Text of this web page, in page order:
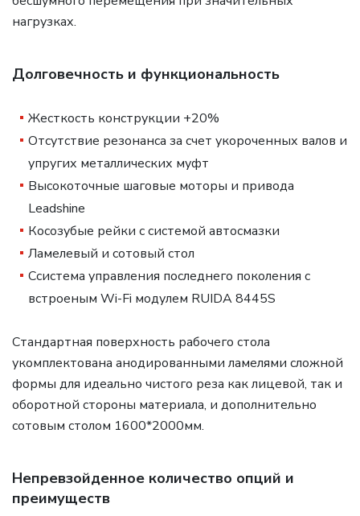
нагрузках.
Долговечность и функциональность
Жесткость конструкции +20%
Отсутствие резонанса за счет укороченных валов и
упругих металлических муфт
Высокоточные шаговые моторы и привода
Leadshine
Косозубые рейки с системой автосмазки
Ламелевый и сотовый стол
Ссистема управления последнего поколения с
встроеным Wi-Fi модулем RUIDA 8445S
Стандартная поверхность рабочего стола
укомплектована анодированными ламелями сложной
формы для идеально чистого реза как лицевой, так и
оборотной стороны материала, и дополнительно
сотовым столом 1600*2000мм.
Непревзойденное количество опций и
преимуществ